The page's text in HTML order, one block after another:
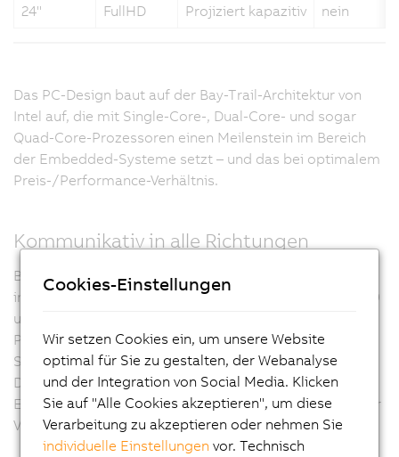
24"
FullHD Projiziert kapazitiv nein
Das PC-Design baut auf der Bay-Trail-Architektur von
Intel auf, die mit Single-Core-, Dual-Core- und sogar
Quad-Core-Prozessoren einen Meilenstein im Bereich
der Embedded-Systeme setzt – und das bei optimalem
Preis-/Performance-Verhältnis.
Kommunikativ in alle Richtungen
Beim Panel PC 2100 sind alle wichtigen Schnittstellen
integriert. Dazu zählen 2x Gigabit Ethernet, je 1x USB 2.0
und USB 3.0. Des Weiteren können Feldbusse wie
POWERLINK und CAN über modulare
Schnittstellenmodule ausgeführt werden. Als
Datenträger kommt die kompakte CFast-Karte zum
Einsatz, die auf MLC-Basis auch mit 60 GB und mehr zur
Verfügung steht.
Cookies-Einstellungen
Wir setzen Cookies ein, um unsere Website
optimal für Sie zu gestalten, der Webanalyse
und der Integration von Social Media. Klicken
Sie auf "Alle Cookies akzeptieren", um diese
Verarbeitung zu akzeptieren oder nehmen Sie
individuelle Einstellungen vor. Technisch